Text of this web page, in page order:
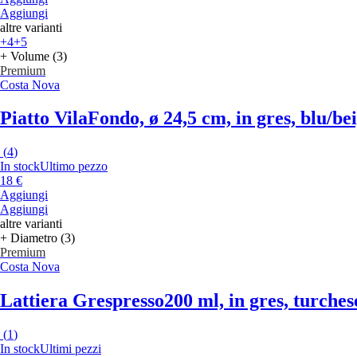
Aggiungi
altre varianti
+4+5
+ Volume (3)
Premium
Costa Nova
Piatto VilaFondo, ø 24,5 cm, in gres, blu/
(4)
In stockUltimo pezzo
18 €
Aggiungi
Aggiungi
altre varianti
+ Diametro (3)
Premium
Costa Nova
Lattiera Grespresso200 ml, in gres,
(1)
In stockUltimi pezzi